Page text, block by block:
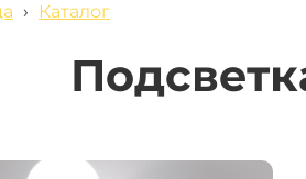
› Каталог